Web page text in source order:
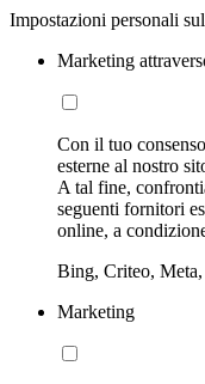
Impostazioni personali
Marketing
Con il tuo
esterne al nostro
A tal fine,
seguenti fornitori
online, a
Bing, Criteo,
Marketing